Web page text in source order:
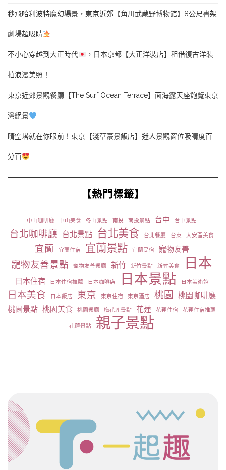
秒飛哈利波特魔幻場景，東京近郊【角川武蔵野博物館】8公尺書架
劇場超吸睛
不小心穿越到大正時代 ，日本京都【大正洋裝店】租借復古洋裝
拍浪漫美照！
東京近郊景觀餐廳【The Surf Ocean Terrace】面海露天座飽覽東京
灣絕景
晴空塔就在你眼前！東京【淺草豪景飯店】迷人景觀窗位吸睛度百
分百
【熱門標籤】
中山咖啡廳 中山美食 冬山景點 南投 南投景點 台中 台中景點
台北咖啡廳 台北景點 台北美食 台北餐廳 台東 大安區美食
宜蘭 宜蘭住宿 宜蘭景點 宜蘭民宿 寵物友善
寵物友善景點 寵物友善餐廳 新竹 新竹景點 新竹美食 日本
日本住宿 日本住宿推薦 日本咖啡店 日本景點 日本美術館
日本美食 日本飯店 東京 東京住宿 東京酒店 桃園
桃園咖啡廳
桃園景點 桃園美食 桃園餐廳 梅花鹿景點 花蓮 花蓮住宿 花蓮住宿推薦
花蓮景點 親子景點